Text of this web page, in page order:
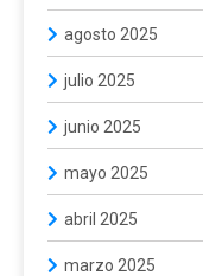
agosto 2025
julio 2025
junio 2025
mayo 2025
abril 2025
marzo 2025